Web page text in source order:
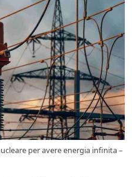
per avere energia infinita –